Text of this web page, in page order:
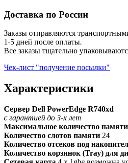
Доставка по России
Заказы отправляются
1-5 дней после оплаты.
Все заказы тщательно
Чек-лист "получение посылки"
Характеристики
Сервер Dell PowerEdge R740xd
с гарантией до 3-х лет
Максимальное количество памяти
Количество слотов памяти 24
Количество отсеков под
Количество корзинок (Tray) для